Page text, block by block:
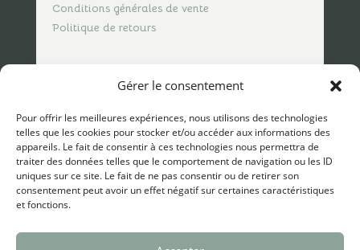
Gérer le consentement
Pour offrir les meilleures expériences, nous utilisons des technologies
telles que les cookies pour stocker et/ou accéder aux informations des
appareils. Le fait de consentir à ces technologies nous permettra de
traiter des données telles que le comportement de navigation ou les ID
uniques sur ce site. Le fait de ne pas consentir ou de retirer son
consentement peut avoir un effet négatif sur certaines caractéristiques
et fonctions.
Conditions générales de vente
Politique de retours
contact@spicesofvasco.com